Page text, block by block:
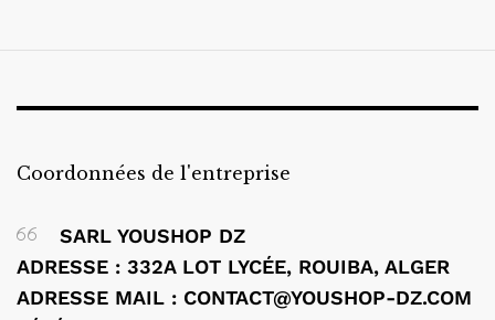
Coordonnées de l'entreprise
SARL YOUSHOP DZ
ADRESSE : 332A LOT LYCÉE, ROUIBA, ALGER
ADRESSE MAIL : CONTACT@YOUSHOP-DZ.COM